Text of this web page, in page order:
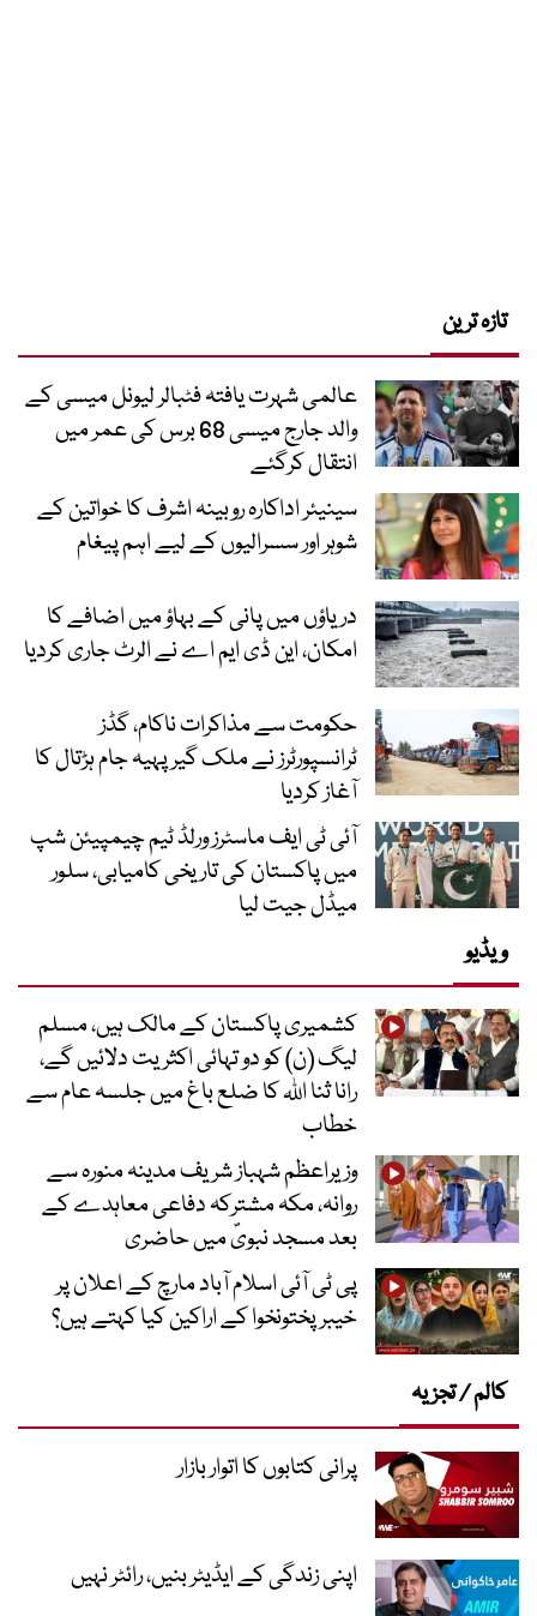
تازہ ترین
عالمی شہرت یافتہ فٹبالر لیونل میسی کے
والد جارج میسی 68 برس کی عمر میں
انتقال کرگئے
سینیئر اداکارہ روبینہ اشرف کا خواتین کے
شوہر اور سسرالیوں کے لیے اہم پیغام
دریاؤں میں پانی کے بہاؤ میں اضافے کا
امکان، این ڈی ایم اے نے الرٹ جاری کردیا
حکومت سے مذاکرات ناکام، گڈز
ٹرانسپورٹرز نے ملک گیر پہیہ جام ہڑتال کا
آغاز کردیا
آئی ٹی ایف ماسٹرز ورلڈ ٹیم چیمپیئن شپ
میں پاکستان کی تاریخی کامیابی، سلور
میڈل جیت لیا
ویڈیو
کشمیری پاکستان کے مالک ہیں، مسلم
لیگ (ن) کو دو تہائی اکثریت دلائیں گے،
رانا ثنا اللہ کا ضلع باغ میں جلسہ عام سے
خطاب
وزیراعظم شہباز شریف مدینہ منورہ سے
روانہ، مکہ مشترکہ دفاعی معاہدے کے
بعد مسجد نبویؐ میں حاضری
پی ٹی آئی اسلام آباد مارچ کے اعلان پر
خیبر پختونخوا کے اراکین کیا کہتے ہیں؟
کالم / تجزیہ
پرانی کتابوں کا اتوار بازار
اپنی زندگی کے ایڈیٹر بنیں، رائٹر نہیں